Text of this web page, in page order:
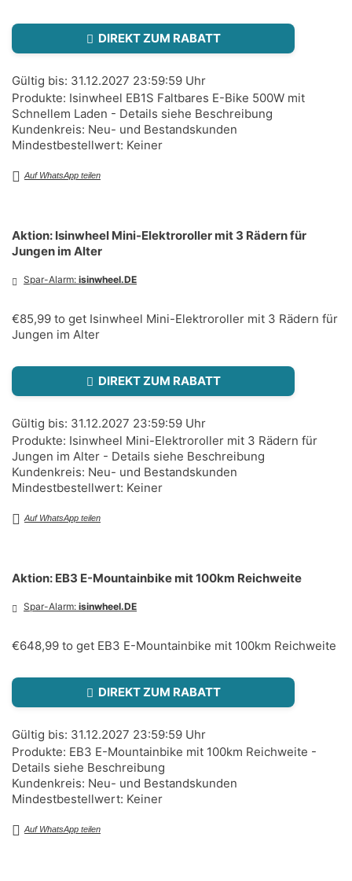
DIREKT ZUM RABATT
Gültig bis: 31.12.2027 23:59:59 Uhr
Produkte: Isinwheel EB1S Faltbares E-Bike 500W mit
Schnellem Laden - Details siehe Beschreibung
Kundenkreis: Neu- und Bestandskunden
Mindestbestellwert: Keiner
Auf WhatsApp teilen
Aktion: Isinwheel Mini-Elektroroller mit 3 Rädern für
Jungen im Alter
Spar-Alarm: isinwheel.DE
€85,99 to get Isinwheel Mini-Elektroroller mit 3 Rädern für
Jungen im Alter
DIREKT ZUM RABATT
Gültig bis: 31.12.2027 23:59:59 Uhr
Produkte: Isinwheel Mini-Elektroroller mit 3 Rädern für
Jungen im Alter - Details siehe Beschreibung
Kundenkreis: Neu- und Bestandskunden
Mindestbestellwert: Keiner
Auf WhatsApp teilen
Aktion: EB3 E-Mountainbike mit 100km Reichweite
Spar-Alarm: isinwheel.DE
€648,99 to get EB3 E-Mountainbike mit 100km Reichweite
DIREKT ZUM RABATT
Gültig bis: 31.12.2027 23:59:59 Uhr
Produkte: EB3 E-Mountainbike mit 100km Reichweite -
Details siehe Beschreibung
Kundenkreis: Neu- und Bestandskunden
Mindestbestellwert: Keiner
Auf WhatsApp teilen